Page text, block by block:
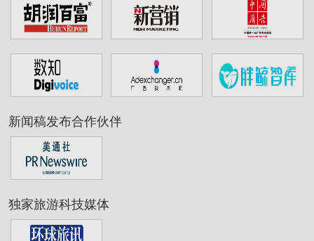
新闻稿发布合作伙伴
独家旅游科技媒体